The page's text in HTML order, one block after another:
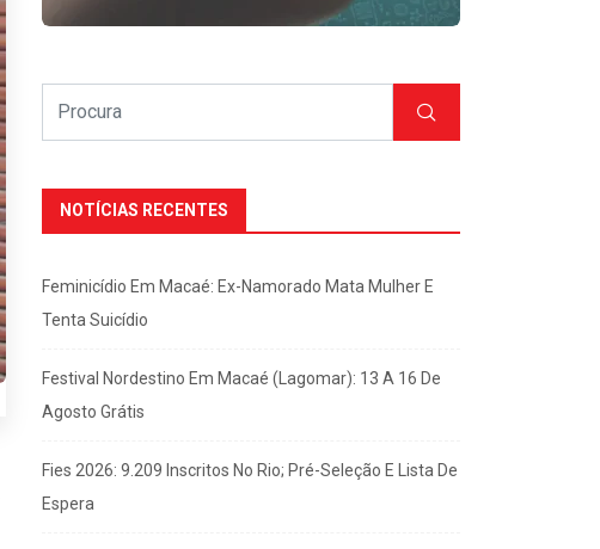
NOTÍCIAS RECENTES
Feminicídio Em Macaé: Ex-Namorado Mata Mulher E
Tenta Suicídio
Festival Nordestino Em Macaé (Lagomar): 13 A 16 De
Agosto Grátis
Fies 2026: 9.209 Inscritos No Rio; Pré-Seleção E Lista De
Espera